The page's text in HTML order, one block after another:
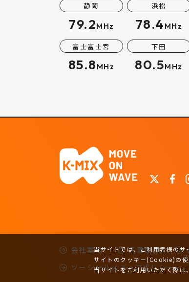
静岡
79.2MHz
浜松
78.4 MHz
富士富士宮
85.8 MHz
下田
80.5MHz
会社案内 名義依頼
ソーシャルメディアポリシー
当サイトでは、ご利用者様の
サイトのクッキー(Cookie)の使
当サイトをご利用いただく際は